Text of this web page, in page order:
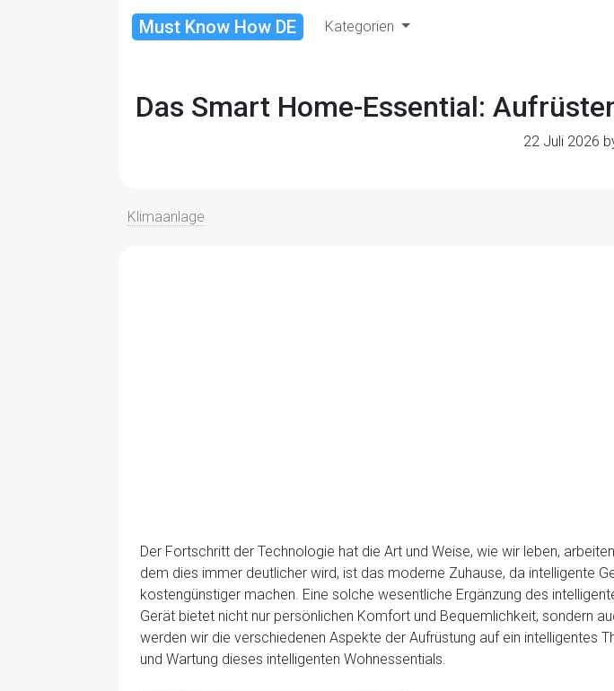
Must Know How DE Kategorien
Das Smart Home-Essential:
22 Juli 2026
Klimaanlage
Der Fortschritt der Technologie hat die Art und Weise, wie wir leben,
dem dies immer deutlicher wird, ist das moderne Zuhause, da intelligente
kostengünstiger machen. Eine solche wesentliche Ergänzung des
Gerät bietet nicht nur persönlichen Komfort und Bequemlichkeit, sondern
werden wir die verschiedenen Aspekte der Aufrüstung auf ein intelligentes
und Wartung dieses intelligenten Wohnessentials.